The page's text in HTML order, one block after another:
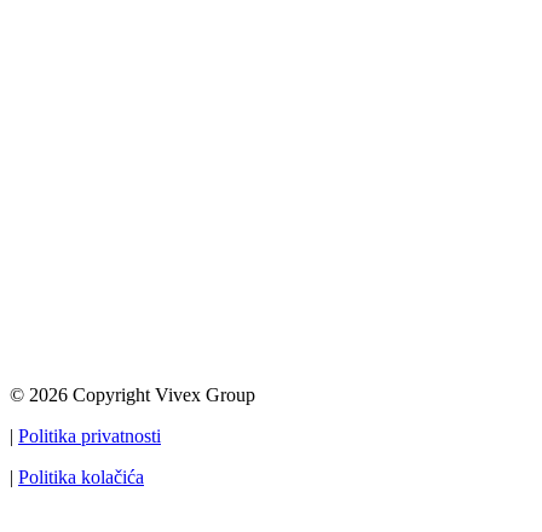
© 2026 Copyright Vivex Group
| Politika privatnosti
| Politika kolačića